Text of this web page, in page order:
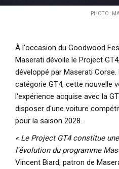
PHOTO :
À l'occasion du Goodwood
Maserati dévoile le Project
développé par Maserati Corse.
catégorie GT4, cette nouvelle
l'expérience acquise avec la
disposer d'une voiture
pour la saison 2028.
« Le Project GT4 constitue
l'évolution du programme
Vincent Biard, patron de